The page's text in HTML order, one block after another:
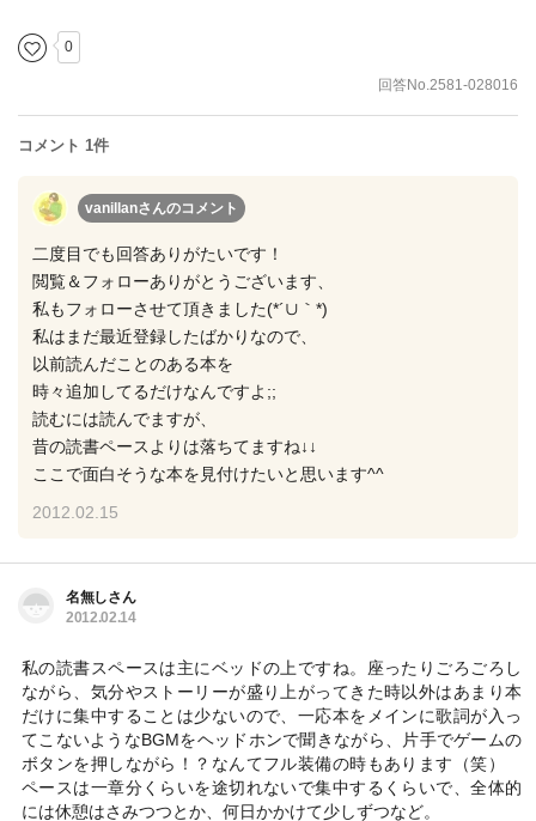
0
回答No.2581-028016
コメント 1件
vanillanさんのコメント
二度目でも回答ありがたいです！
閲覧＆フォローありがとうございます、
私もフォローさせて頂きました(*´∪｀*)
私はまだ最近登録したばかりなので、
以前読んだことのある本を
時々追加してるだけなんですよ;;
読むには読んでますが、
昔の読書ペースよりは落ちてますね↓↓
ここで面白そうな本を見付けたいと思います^^
2012.02.15
名無しさん
2012.02.14
私の読書スペースは主にベッドの上ですね。座ったりごろごろし
ながら、気分やストーリーが盛り上がってきた時以外はあまり本
だけに集中することは少ないので、一応本をメインに歌詞が入っ
てこないようなBGMをヘッドホンで聞きながら、片手でゲームの
ボタンを押しながら！？なんてフル装備の時もあります（笑）
ペースは一章分くらいを途切れないで集中するくらいで、全体的
には休憩はさみつつとか、何日かかけて少しずつなど。